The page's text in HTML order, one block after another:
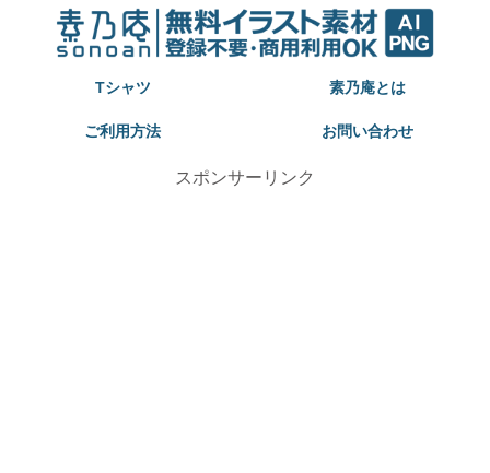
Tシャツ 素乃庵とは
ご利用方法 お問い合わせ
スポンサーリンク